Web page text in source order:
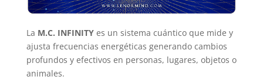
La M.C. INFINITY es un sistema cuántico que mide y
ajusta frecuencias energéticas generando cambios
profundos y efectivos en personas, lugares, objetos o
animales.